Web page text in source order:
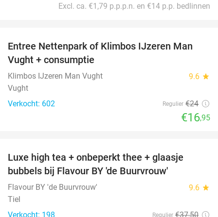
Excl. ca. €1,79 p.p.p.n. en €14 p.p. bedlinnen
29%
Entree Nettenpark of Klimbos IJzeren Man
Vught + consumptie
Klimbos IJzeren Man Vught 9.6 star
Vught
Verkocht: 602
Regulier €24
€16,95
Luxe high tea + onbeperkt thee + glaasje
bubbels bij Flavour BY 'de Buurvrouw'
Flavour BY 'de Buurvrouw' 9.6 star
Tiel
Verkocht: 198
Regulier €37,50